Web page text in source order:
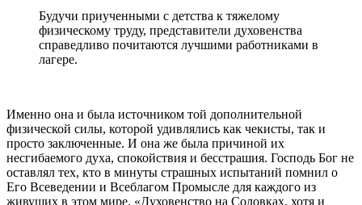
Будучи приученными с детства к тяжелому
физическому труду, представители духовенства
справедливо почитаются лучшими работниками в
лагере.
Именно она и была источником той дополнительной
физической силы, которой удивлялись как чекисты, так и
просто заключенные. И она же была причиной их
несгибаемого духа, спокойствия и бесстрашия. Господь Бог не
оставлял тех, кто в минуты страшных испытаний помнил о
Его Всеведении и Всеблагом Промысле для каждого из
живущих в этом мире. «Духовенство на Соловках, хотя и